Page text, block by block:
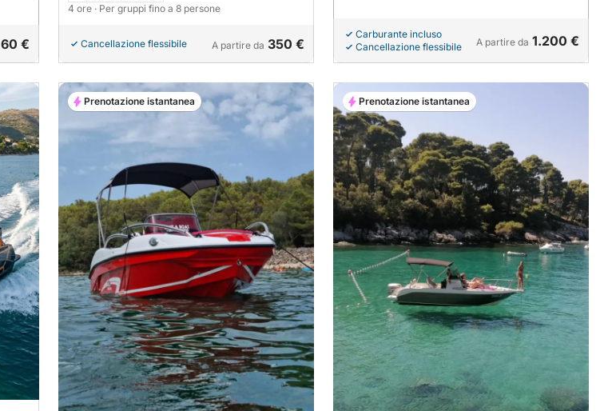
60 €
4 ore · Per gruppi fino a 8 persone
Cancellazione flessibile A partire da 350 €
Carburante incluso
Cancellazione flessibile
A partire da 1.200 €
Prenotazione istantanea Prenotazione istantanea